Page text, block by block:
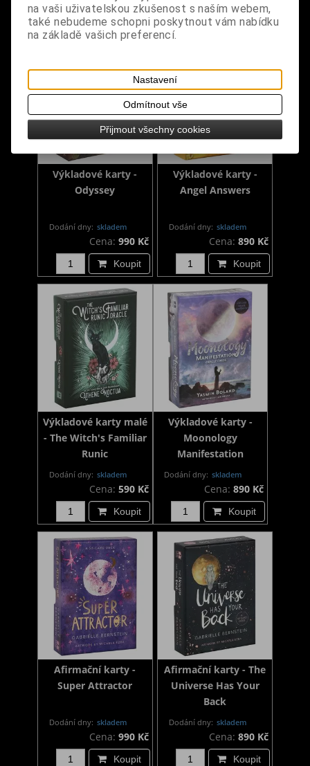
Koupit Koupit
Výkladové karty -
Odyssey
Dodání dny: skladem
Cena: 990 Kč
Koupit
Výkladové karty -
Angel Answers
Dodání dny: skladem
Cena: 890 Kč
Koupit
Výkladové karty malé
- The Witch's Familiar
Runic
Dodání dny: skladem
Cena: 590 Kč
Koupit
Výkladové karty -
Moonology
Manifestation
Dodání dny: skladem
Cena:890 Kč
Koupit
Afirmační karty -
Super Attractor
Dodání dny: skladem
Cena: 990 Kč
Koupit
Afirmační karty - The
Universe Has Your
Back
Dodání dny: skladem
Cena: 890 Kč
Koupit
na vaši uživatelskou zkušenost s naším webem,
také nebudeme schopni poskytnout vám nabídku
na základě vašich preferencí.
Nastavení
Odmítnout vše
Přijmout všechny cookies